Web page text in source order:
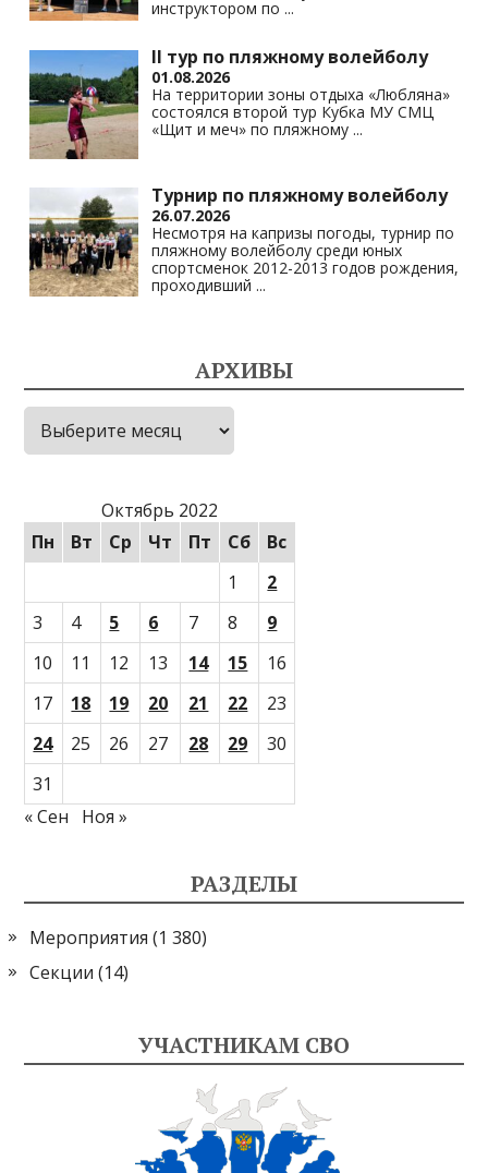
инструктором по ...
II тур по пляжному волейболу
01.08.2026
На территории зоны отдыха «Любляна»
состоялся второй тур Кубка МУ СМЦ
«Щит и меч» по пляжному ...
Турнир по пляжному волейболу
26.07.2026
Несмотря на капризы погоды, турнир по
пляжному волейболу среди юных
спортсменок 2012-2013 годов рождения,
проходивший ...
АРХИВЫ
Архивы
Октябрь 2022
Пн
Вт Ср Чт Пт Сб
Вс
1
2
3
4 5 6 7 8
9
10
11 12 13 14 15
16
17
18 19 20 21 22
23
24
25 26 27 28 29
30
31
« Сен
Ноя »
РАЗДЕЛЫ
Мероприятия (1 380)
Секции (14)
УЧАСТНИКАМ СВО